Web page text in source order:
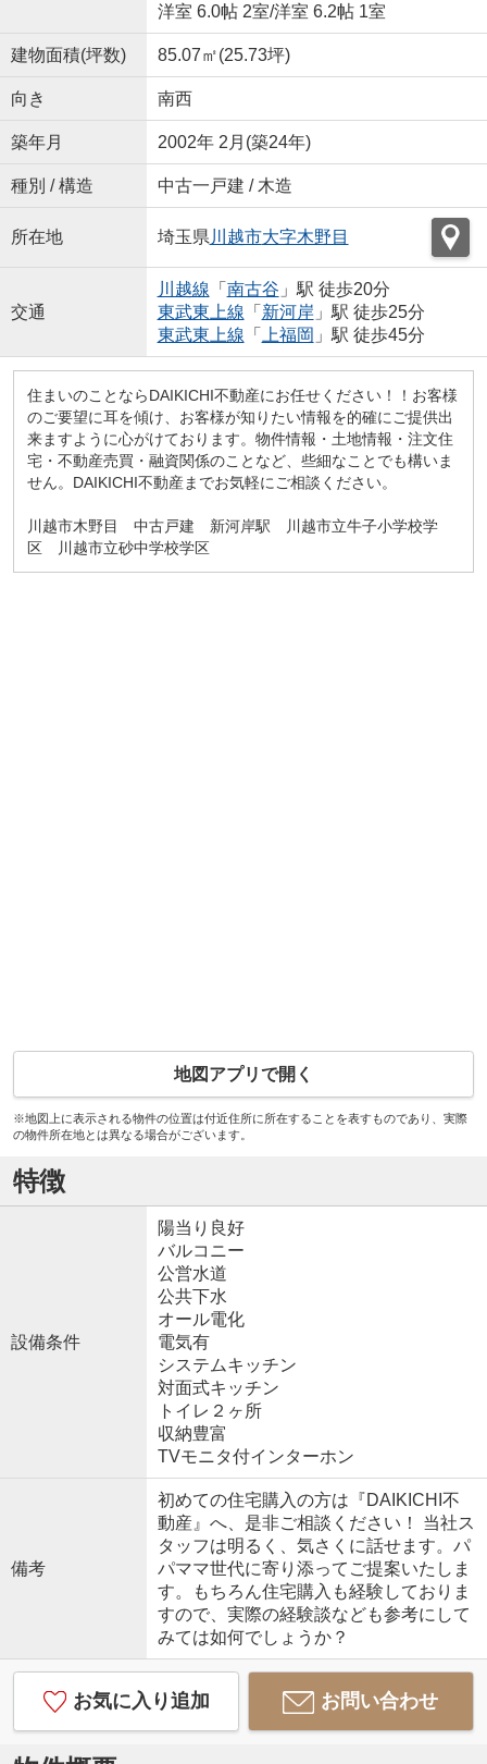
洋室 6.0帖 2室/洋室 6.2帖 1室
建物面積(坪数) 85.07㎡(25.73坪)
向き 南西
築年月 2002年 2月(築24年)
種別 / 構造 中古一戸建 / 木造
所在地 埼玉県 川越市大字木野目
交通
川越線 「 南古谷 」駅 徒歩20分
東武東上線 「 新河岸 」駅 徒歩25分
東武東上線 「 上福岡 」駅 徒歩45分
住まいのことならDAIKICHI不動産にお任せください！！お客様
のご要望に耳を傾け、お客様が知りたい情報を的確にご提供出
来ますように心がけております。物件情報・土地情報・注文住
宅・不動産売買・融資関係のことなど、些細なことでも構いま
せん。DAIKICHI不動産までお気軽にご相談ください。
川越市木野目 中古戸建 新河岸駅 川越市立牛子小学校学
区 川越市立砂中学校学区
地図アプリで開く
※地図上に表示される物件の位置は付近住所に所在することを表すものであり、実際
の物件所在地とは異なる場合がございます。
特徴
設備条件
陽当り良好
バルコニー
公営水道
公共下水
オール電化
電気有
システムキッチン
対面式キッチン
トイレ２ヶ所
収納豊富
TVモニタ付インターホン
備考
初めての住宅購入の方は『DAIKICHI不
動産』へ、是非ご相談ください！ 当社ス
タッフは明るく、気さくに話せます。パ
パママ世代に寄り添ってご提案いたしま
す。もちろん住宅購入も経験しておりま
すので、実際の経験談なども参考にして
みては如何でしょうか？
お気に入り追加 お問い合わせ